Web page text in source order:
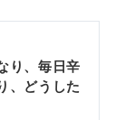
よりもうま
に挑戦しよ
り、毎日辛
、どうした